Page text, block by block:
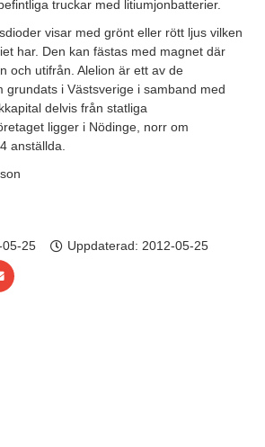
truckar med litiumjonbatterier.
visar med grönt eller rött ljus vilken
har. Den kan fästas med magnet där
och utifrån. Alelion är ett av de
grundats i Västsverige i samband med
delvis från statliga
ligger i Nödinge, norr om
anställda.
05-25 Uppdaterad: 2012-05-25